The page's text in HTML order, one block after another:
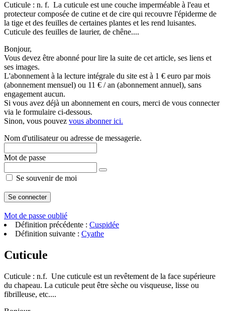
Cuticule : n. f. La cuticule est une couche imperméable à l'eau et
protecteur composée de cutine et de cire qui recouvre l'épiderme de
la tige et des feuilles de certaines plantes et les rend luisantes.
Cuticule des feuilles de laurier, de chêne....
Bonjour,
Vous devez être abonné pour lire la suite de cet article, ses liens et
ses images.
L'abonnement à la lecture intégrale du site est à 1 € euro par mois
(abonnement mensuel) ou 11 € / an (abonnement annuel), sans
engagement aucun.
Si vous avez déjà un abonnement en cours, merci de vous connecter
via le formulaire ci-dessous.
Sinon, vous pouvez vous abonner ici.
Nom d'utilisateur ou adresse de messagerie.
Mot de passe
Se souvenir de moi
Mot de passe oublié
Définition précédente : Cuspidée
Définition suivante : Cyathe
Cuticule
Cuticule : n.f. Une cuticule est un revêtement de la face supérieure
du chapeau. La cuticule peut être sèche ou visqueuse, lisse ou
fibrilleuse, etc....